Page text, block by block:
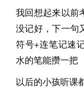
刚开始租的房子
了链家的中介，
红书找的中介，
之后，决定去租
好，是那种老式
我回想起来以前
没记好，下一句
符号+连笔记速
水的笔能攒一把
以后的小孩听课